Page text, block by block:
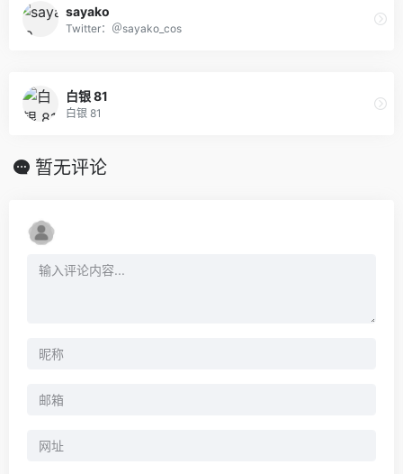
sayako
Twitter：＠sayako_cos
白银 81
白银 81
暂无评论